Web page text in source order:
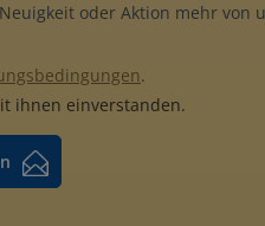
oder Aktion mehr von
.
ihnen einverstanden.